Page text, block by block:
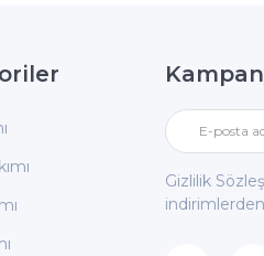
Gizlilik